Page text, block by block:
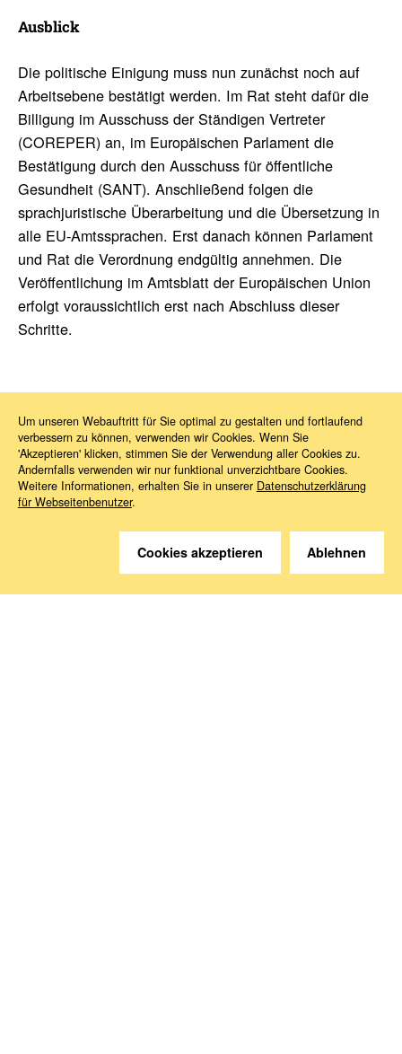
Ausblick
Die politische Einigung muss nun zunächst noch auf
Arbeitsebene bestätigt werden. Im Rat steht dafür die
Billigung im Ausschuss der Ständigen Vertreter
(COREPER) an, im Europäischen Parlament die
Bestätigung durch den Ausschuss für öffentliche
Gesundheit (SANT). Anschließend folgen die
sprachjuristische Überarbeitung und die Übersetzung in
alle EU-Amtssprachen. Erst danach können Parlament
und Rat die Verordnung endgültig annehmen. Die
Veröffentlichung im Amtsblatt der Europäischen Union
erfolgt voraussichtlich erst nach Abschluss dieser
Schritte.
News 2026 05 Politische Einigung bei Critical Medicines Act
Sie haben Fragen?
Um unseren Webauftritt für Sie optimal zu gestalten und fortlaufend
verbessern zu können, verwenden wir Cookies. Wenn Sie
'Akzeptieren' klicken, stimmen Sie der Verwendung aller Cookies zu.
Andernfalls verwenden wir nur funktional unverzichtbare Cookies.
Weitere Informationen, erhalten Sie in unserer Datenschutzerklärung
für Webseitenbenutzer.
Cookies akzeptieren Ablehnen